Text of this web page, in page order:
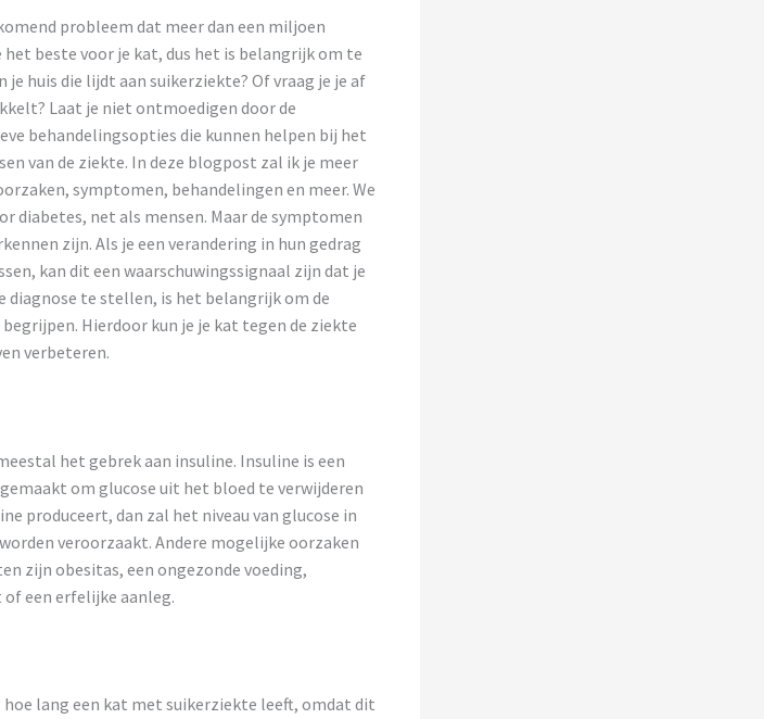
probleem dat meer dan een miljoen
beste voor je kat, dus het is belangrijk om te
huis die lijdt aan suikerziekte? Of vraag je je af
Laat je niet ontmoedigen door de
behandelingsopties die kunnen helpen bij het
van de ziekte. In deze blogpost zal ik je meer
symptomen, behandelingen en meer. We
diabetes, net als mensen. Maar de symptomen
zijn. Als je een verandering in hun gedrag
kan dit een waarschuwingssignaal zijn dat je
diagnose te stellen, is het belangrijk om de
Hierdoor kun je je kat tegen de ziekte
verbeteren.
het gebrek aan insuline. Insuline is een
om glucose uit het bloed te verwijderen
produceert, dan zal het niveau van glucose in
veroorzaakt. Andere mogelijke oorzaken
zijn obesitas, een ongezonde voeding,
een erfelijke aanleg.
lang een kat met suikerziekte leeft, omdat dit